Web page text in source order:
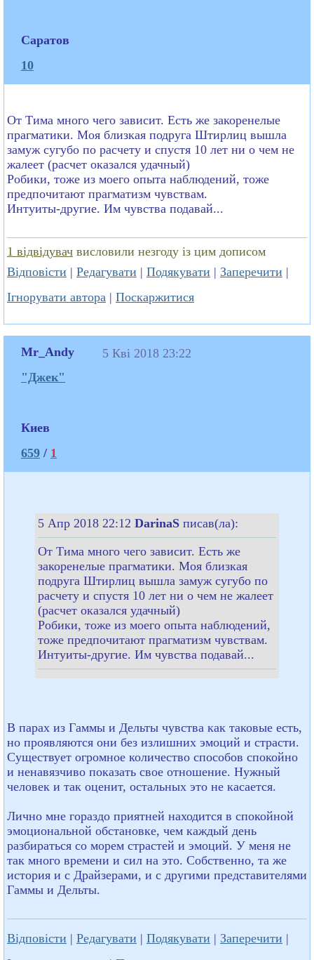
Саратов
10
От Тима много чего зависит. Есть же закоренелые
прагматики. Моя близкая подруга Штирлиц вышла
замуж сугубо по расчету и спустя 10 лет ни о чем не
жалеет (расчет оказался удачный)
Робики, тоже из моего опыта наблюдений, тоже
предпочитают прагматизм чувствам.
Интуиты-другие. Им чувства подавай...
1 відвідувач висловили незгоду із цим дописом
Відповісти | Редагувати | Подякувати | Заперечити |
Ігнорувати автора | Поскаржитися
Mr_Andy
"Джек"
Киев
659 / 1
5 Кві 2018 23:22
5 Апр 2018 22:12 DarinaS писав(ла):
От Тима много чего зависит. Есть же
закоренелые прагматики. Моя близкая
подруга Штирлиц вышла замуж сугубо по
расчету и спустя 10 лет ни о чем не жалеет
(расчет оказался удачный)
Робики, тоже из моего опыта наблюдений,
тоже предпочитают прагматизм чувствам.
Интуиты-другие. Им чувства подавай...
В парах из Гаммы и Дельты чувства как таковые есть,
но проявляются они без излишних эмоций и страсти.
Существует огромное количество способов спокойно
и ненавязчиво показать свое отношение. Нужный
человек и так оценит, остальных это не касается.
Лично мне гораздо приятней находится в спокойной
эмоциональной обстановке, чем каждый день
разбираться со морем страстей и эмоций. У меня не
так много времени и сил на это. Собственно, та же
история и с Драйзерами, и с другими представителями
Гаммы и Дельты.
Відповісти | Редагувати | Подякувати | Заперечити |